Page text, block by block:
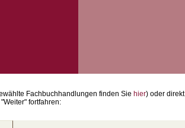
Fachbuchhandlungen finden Sie hier) oder direkt
fortfahren: